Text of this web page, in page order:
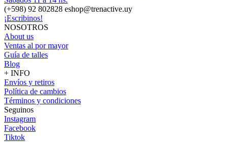
(+598) 92 802828 eshop@trenactive.uy
¡Escribinos!
NOSOTROS
About us
Ventas al por mayor
Guía de talles
Blog
+ INFO
Envíos y retiros
Política de cambios
Términos y condiciones
Seguinos
Instagram
Facebook
Tiktok